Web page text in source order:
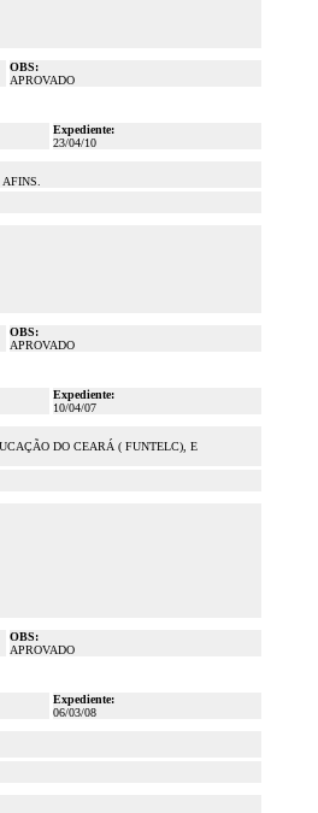
OBS:
APROVADO
Expediente:
23/04/10
OBS:
APROVADO
Expediente:
10/04/07
DO CEARÁ ( FUNTELC), E
OBS:
APROVADO
Expediente:
06/03/08